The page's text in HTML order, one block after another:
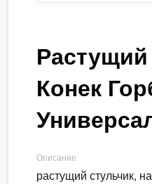
Растущий
Конек
Описание
растущий стульчик,